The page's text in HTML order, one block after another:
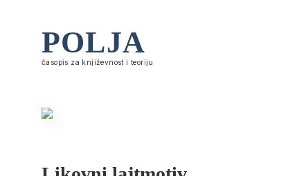
POLJA
časopis za književnost i teoriju